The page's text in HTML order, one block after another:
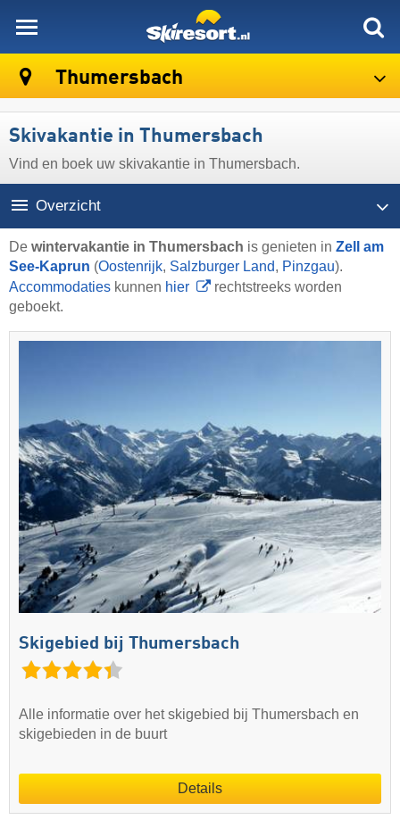
Thumersbach
Skivakantie in Thumersbach
Vind en boek uw skivakantie in Thumersbach.
Overzicht
De wintervakantie in Thumersbach is genieten in Zell am
See-Kaprun (Oostenrijk, Salzburger Land, Pinzgau).
Accommodaties kunnen hier
rechtstreeks worden
geboekt.
Skigebied bij Thumersbach
Alle informatie over het skigebied bij Thumersbach en
skigebieden in de buurt
Details